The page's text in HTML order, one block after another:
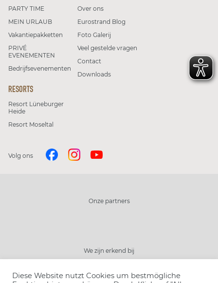
kies uw resort
kies uw programma
PARTY TIME
MEIN URLAUB
Vakantiepakketten
PRIVÉ
EVENEMENTEN
Bedrijfsevenementen
RESORTS
Resort Lüneburger
Heide
Resort Moseltal
Over ons
Eurostrand Blog
Foto Galerij
Veel gestelde vragen
Contact
Downloads
Volg ons
Onze partners
We zijn erkend bij
Diese Website nutzt Cookies um bestmögliche